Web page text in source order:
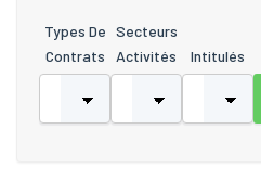
Types De
Contrats
Secteurs
Activités
Intitulés